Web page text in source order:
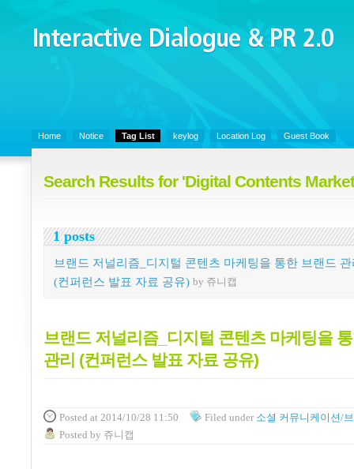
Interactive Dialogue &
PR 2.0
Home Notice Tag List keylog Location Log Guest Book
Search Results for 'Digital Contents
1 posts
브랜드 저널리즘_디지털 콘텐츠 마케팅을 통한 브랜드 관
(컨퍼런스 발표 자료 공유) by 쥬니캡
브랜드 저널리즘_디지털 콘텐츠 마케팅을
관리 (컨퍼런스 발표 자료 공유)
Posted at 2014/10/28 11:50 Filed under 소셜 커뮤니케이션/
Posted by 쥬니캡